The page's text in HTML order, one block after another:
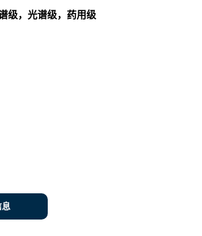
级，光谱级，药用级
息